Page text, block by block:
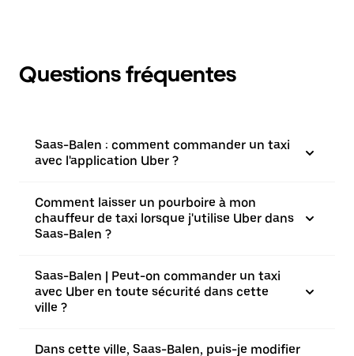
Questions fréquentes
Saas-Balen : comment commander un taxi
avec l'application Uber ?
Comment laisser un pourboire à mon
chauffeur de taxi lorsque j'utilise Uber dans
Saas-Balen ?
Saas-Balen | Peut-on commander un taxi
avec Uber en toute sécurité dans cette
ville ?
Dans cette ville, Saas-Balen, puis-je modifier